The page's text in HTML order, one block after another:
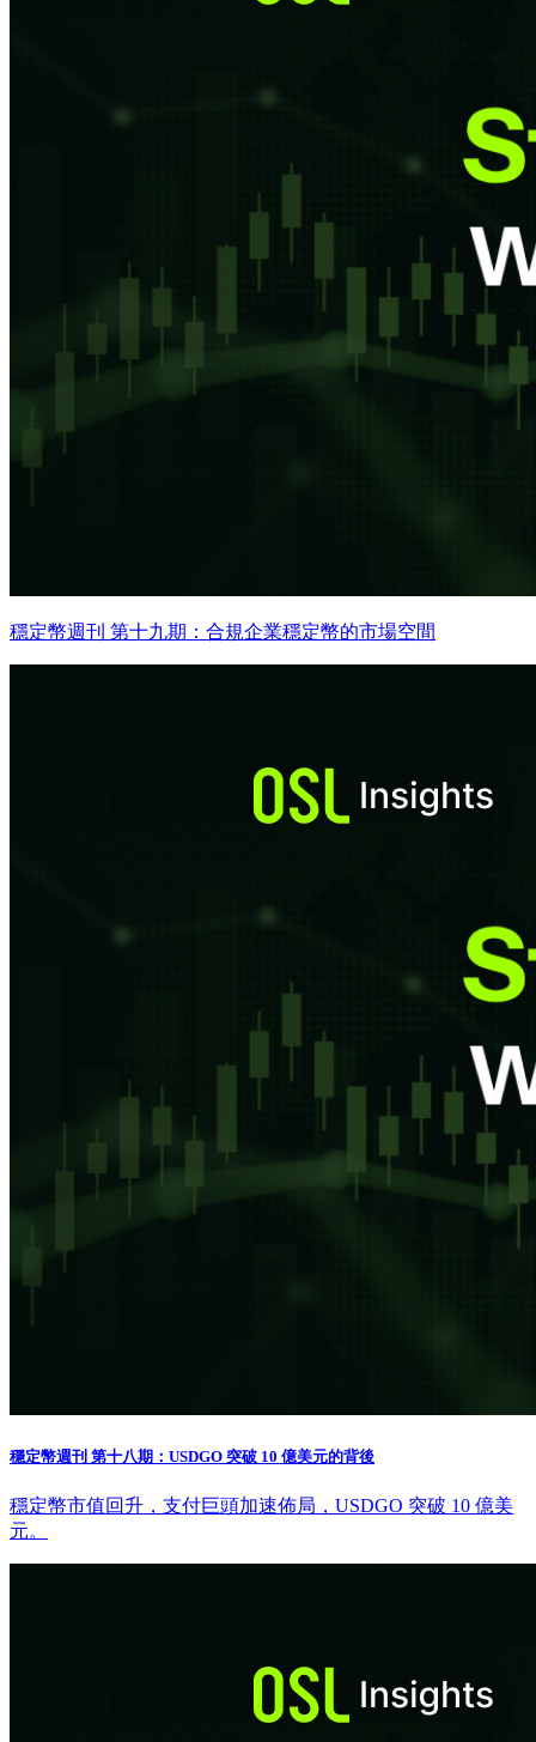
穩定幣週刊 第十九期：合規企業穩定幣的市場空間
穩定幣週刊 第十八期：USDGO 突破 10 億美元的背後
穩定幣市值回升，支付巨頭加速佈局，USDGO 突破 10 億美
元。